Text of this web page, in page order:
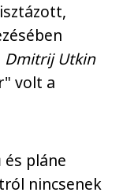
Dmitrij Utkin
volt a
pláne
nincsenek